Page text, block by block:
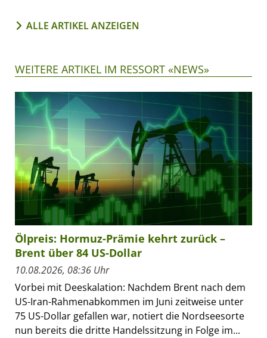
ALLE ARTIKEL ANZEIGEN
WEITERE ARTIKEL IM RESSORT «NEWS»
Ölpreis: Hormuz-Prämie kehrt zurück –
Brent über 84 US-Dollar
10.08.2026, 08:36 Uhr
Vorbei mit Deeskalation: Nachdem Brent nach dem
US-Iran-Rahmenabkommen im Juni zeitweise unter
75 US-Dollar gefallen war, notiert die Nordseesorte
nun bereits die dritte Handelssitzung in Folge im...